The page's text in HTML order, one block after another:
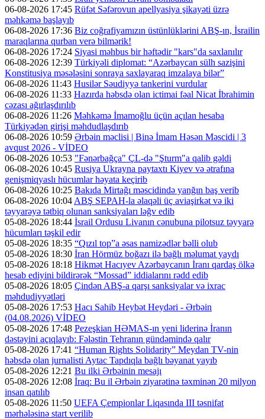
06-08-2026 17:45 Rüfət Səfərovun apellyasiya şikayəti üzrə
məhkəmə başlayıb
06-08-2026 17:36 Biz coğrafiyamızın üstünlüklərini ABŞ-ın, İsrailin
maraqlarına qurban verə bilmərik!
06-08-2026 17:24 Siyasi məhbus bir həftədir "kars"da saxlanılır
06-08-2026 12:39 Türkiyəli diplomat: “Azərbaycan sülh sazişini
Konstitusiya məsələsini sonraya saxlayaraq imzalaya bilər”
06-08-2026 11:43 Husilər Səudiyyə tankerini vurdular
06-08-2026 11:33 Hazırda həbsdə olan ictimai fəal Nicat İbrahimin
cəzası ağırlaşdırılıb
06-08-2026 11:26 Məhkəmə İmamoğlu üçün açılan hesaba
Türkiyədən girişi məhdudlaşdırıb
06-08-2026 10:59 Ərbəin məclisi | Binə İmam Həsən Məscidi | 3
avqust 2026 - VİDEO
06-08-2026 10:53 "Fənərbağça" ÇL-də "Şturm"a qalib gəldi
06-08-2026 10:45 Rusiya Ukrayna paytaxtı Kiyev və ətrafına
genişmiqyaslı hücumlar həyata keçirib
06-08-2026 10:25 Bakıda Mirtağı məscidində yanğın baş verib
06-08-2026 10:04 ABŞ SEPAH-la əlaqəli üç aviaşirkət və iki
təyyarəyə tətbiq olunan sanksiyaları ləğv edib
05-08-2026 18:44 İsrail Ordusu Livanın cənubuna pilotsuz təyyarə
hücumları təşkil edir
05-08-2026 18:35 “Qızıl top”a əsas namizədlər bəlli olub
05-08-2026 18:30 İran Hörmüz boğazı ilə bağlı məlumat yaydı
05-08-2026 18:18 Hikmət Hacıyev Azərbaycanın İranı qardaş ölkə
hesab ediyini bildirərək “Mossad” iddialarını rədd edib
05-08-2026 18:05 Çindən ABŞ-a qarşı sanksiyalar və ixrac
məhdudiyyətləri
05-08-2026 17:53 Hacı Sahib Heybət Heydəri - Ərbəin
(04.08.2026) VİDEO
05-08-2026 17:48 Pezeşkian HƏMAS-ın yeni liderinə İranın
dəstəyini açıqlayıb: Fələstin Tehranın gündəmində qalır
05-08-2026 17:41 “Human Rights Solidarity” Meydan TV-nin
həbsdə olan jurnalisti Aytac Tapdıqla bağlı bəyanat yayıb
05-08-2026 12:21 Bu ilki Ərbəinin mesajı
05-08-2026 12:08 İraq: Bu il Ərbəin ziyarətinə təxminən 20 milyon
insan qatılıb
05-08-2026 11:50 UEFA Çempionlar Liqasında III təsnifat
mərhələsinə start verilib